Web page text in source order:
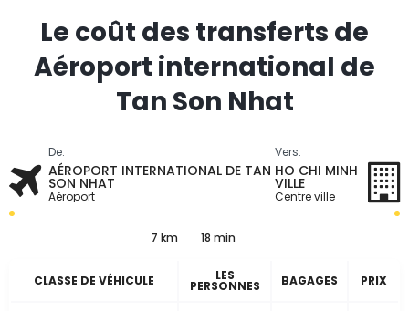
Le coût des transferts de
Aéroport international de
Tan Son Nhat
De:
AÉROPORT INTERNATIONAL DE TAN
SON NHAT
Aéroport
Vers:
HO CHI MINH
VILLE
Centre ville
7 km 18 min
CLASSE DE VÉHICULE LES
PERSONNES BAGAGES PRIX